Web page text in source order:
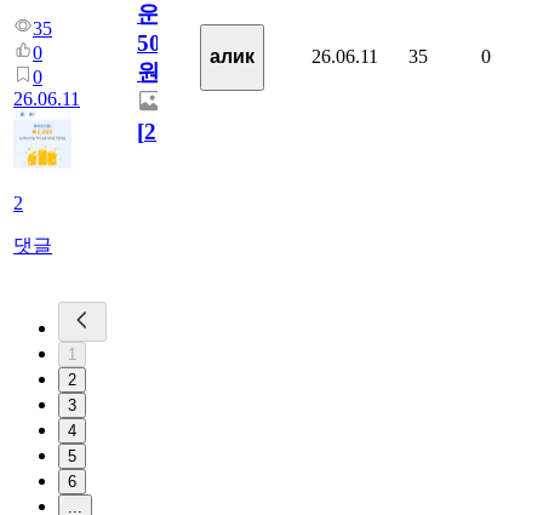
35
0
0
26.06.11
2
댓글
운
5000
원
[2]
алик 26.06.11 35 0
1
2
3
4
5
6